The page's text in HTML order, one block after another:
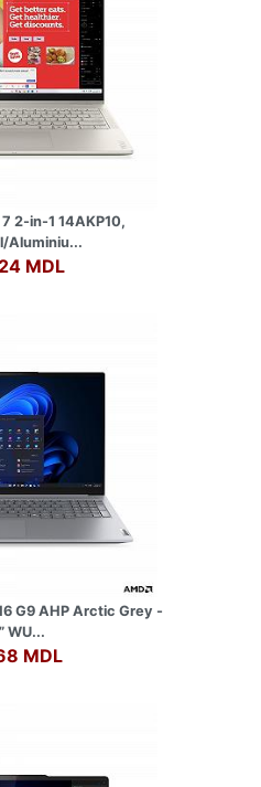
7 2-in-1 14AKP10,
Aluminiu...
MDL
G9 AHP Arctic Grey -
WU...
MDL